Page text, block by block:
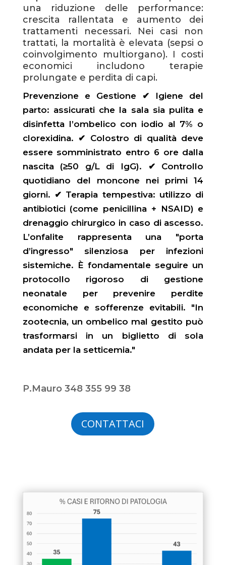
una riduzione delle performance:
crescita rallentata e aumento dei
trattamenti necessari. Nei casi non
trattati, la mortalità è elevata (sepsi o
coinvolgimento multiorgano). I costi
economici includono terapie
prolungate e perdita di capi.
Prevenzione e Gestione ✔ Igiene del
parto: assicurati che la sala sia pulita e
disinfetta l’ombelico con iodio al 7% o
clorexidina. ✔ Colostro di qualità deve
essere somministrato entro 6 ore dalla
nascita (≥50 g/L di IgG). ✔ Controllo
quotidiano del moncone nei primi 14
giorni. ✔ Terapia tempestiva: utilizzo di
antibiotici (come penicillina + NSAID) e
drenaggio chirurgico in caso di ascesso.
L’onfalite rappresenta una "porta
d’ingresso" silenziosa per infezioni
sistemiche. È fondamentale seguire un
protocollo rigoroso di gestione
neonatale per prevenire perdite
economiche e sofferenze evitabili. "In
zootecnia, un ombelico mal gestito può
trasformarsi in un biglietto di sola
andata per la setticemia."
P.Mauro 348 355 99 38
CONTATTACI